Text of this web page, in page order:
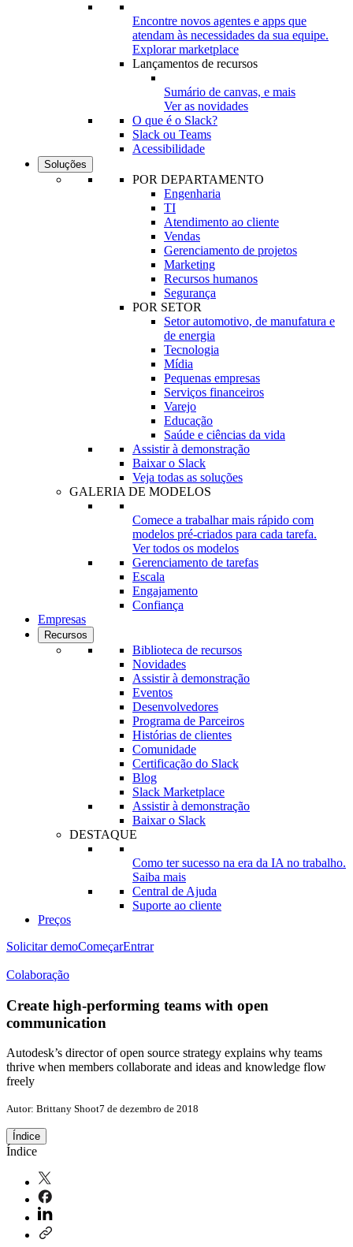
Encontre novos agentes e apps que
atendam às necessidades da sua equipe.
Explorar marketplace
Lançamentos de recursos
Sumário de canvas, e mais
Ver as novidades
O que é o Slack?
Slack ou Teams
Acessibilidade
Soluções
POR DEPARTAMENTO
Engenharia
TI
Atendimento ao cliente
Vendas
Gerenciamento de projetos
Marketing
Recursos humanos
Segurança
POR SETOR
Setor automotivo, de manufatura e
de energia
Tecnologia
Mídia
Pequenas empresas
Serviços financeiros
Varejo
Educação
Saúde e ciências da vida
Assistir à demonstração
Baixar o Slack
Veja todas as soluções
GALERIA DE MODELOS
Comece a trabalhar mais rápido com
modelos pré-criados para cada tarefa.
Ver todos os modelos
Gerenciamento de tarefas
Escala
Engajamento
Confiança
Empresas
Recursos
Biblioteca de recursos
Novidades
Assistir à demonstração
Eventos
Desenvolvedores
Programa de Parceiros
Histórias de clientes
Comunidade
Certificação do Slack
Blog
Slack Marketplace
Assistir à demonstração
Baixar o Slack
DESTAQUE
Como ter sucesso na era da IA no trabalho.
Saiba mais
Central de Ajuda
Suporte ao cliente
Preços
Solicitar demoComeçarEntrar
Colaboração
Create high-performing teams with open
communication
Autodesk’s director of open source strategy explains why teams
thrive when members collaborate and ideas and knowledge flow
freely
Autor: Brittany Shoot7 de dezembro de 2018
Índice
Índice